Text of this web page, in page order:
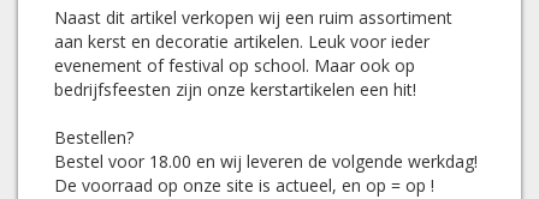
Naast dit artikel verkopen wij een ruim assortiment
aan kerst en decoratie artikelen. Leuk voor ieder
evenement of festival op school. Maar ook op
bedrijfsfeesten zijn onze kerstartikelen een hit!
Bestellen?
Bestel voor 18.00 en wij leveren de volgende werkdag!
De voorraad op onze site is actueel, en op = op !